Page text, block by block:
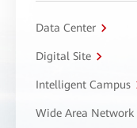
Data Center
Digital Site
Intelligent Campus
Wide Area Network